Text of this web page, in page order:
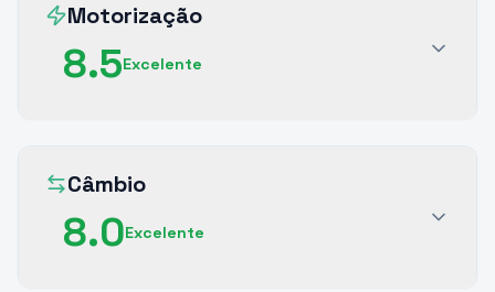
Motorização
8.5Excelente
Câmbio
8.0Excelente